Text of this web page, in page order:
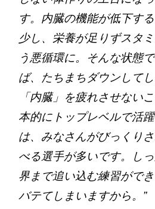
す。内臓の機能が低下す
少し、栄養が足りずスタ
う悪循環に。そんな状態
ば、たちまちダウンしてし
「内臓」を疲れさせない
本的にトップレベルで活
は、みなさんがびっくり
べる選手が多いです。し
界まで追い込む練習がで
バテてしまいますから。”